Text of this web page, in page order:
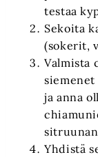
testaa
Sekoita
(sokerit,
Valmista
siemenet
ja anna
Yhdistä